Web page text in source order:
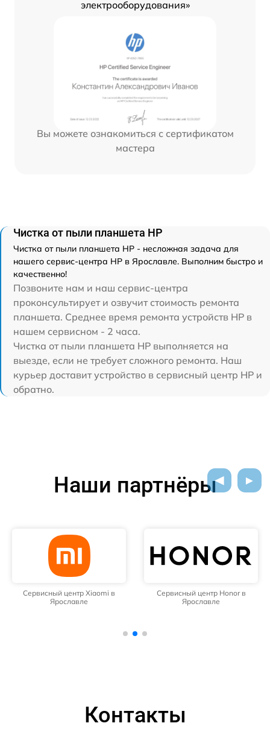
электрооборудования»
Вы можете ознакомиться с сертификатом
мастера
Чистка от пыли планшета HP
Чистка от пыли планшета HP - несложная задача для
нашего сервис-центра HP в Ярославле. Выполним быстро и
качественно!
Позвоните нам и наш сервис-центра
проконсультирует и озвучит стоимость ремонта
планшета. Среднее время ремонта устройств HP в
нашем сервисном - 2 часа.
Чистка от пыли планшета HP выполняется на
выезде, если не требует сложного ремонта. Наш
курьер доставит устройство в сервисный центр HP и
обратно.
Наши партнёры
Сервисный центр Xiaomi в
Ярославле
Сервисный центр Honor в
Ярославле
Контакты